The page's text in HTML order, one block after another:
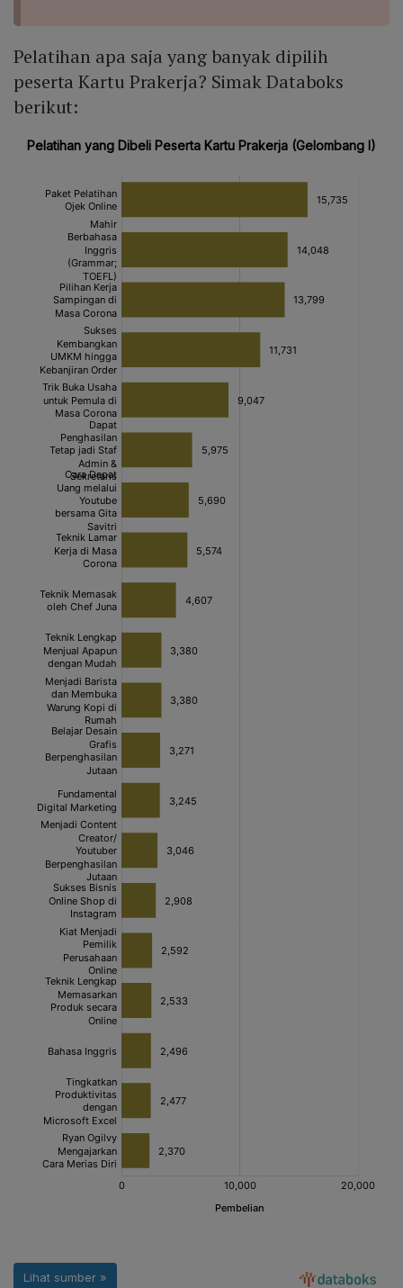
Pelatihan apa saja yang banyak dipilih
peserta Kartu Prakerja? Simak Databoks
berikut: